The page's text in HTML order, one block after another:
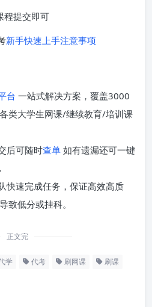
程提交即可
新手快速上手注意事项
台 一站式解决方案，覆盖3000
类大学生网课/继续教育/培训课
后可随时查单 如有遗漏还可一键
快速完成任务，保证高效高质
致低分或挂科。
正文完
学 代考 刷网课 刷课